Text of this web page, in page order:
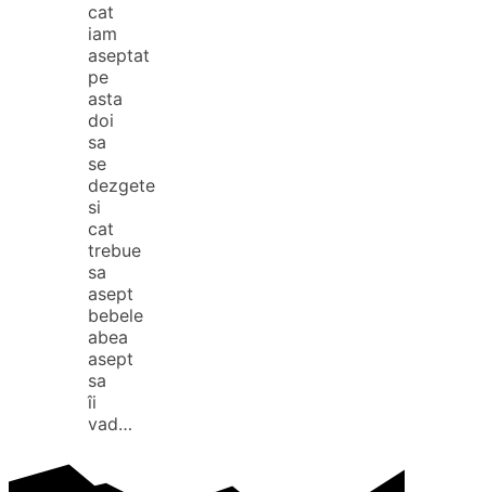
cat
iam
aseptat
pe
asta
doi
sa
se
dezgete
si
cat
trebue
sa
asept
bebele
abea
asept
sa
îi
vad…